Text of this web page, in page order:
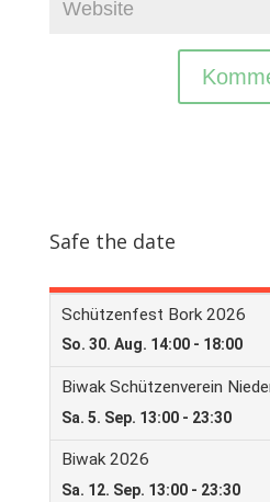
Safe the date